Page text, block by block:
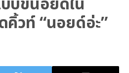
วท์ “นอยด์อ่ะ”